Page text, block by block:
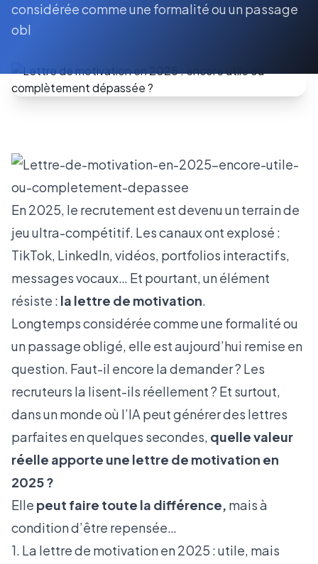
considérée comme une formalité ou un passage
obl
En 2025, le recrutement est devenu un terrain de
jeu ultra-compétitif. Les canaux ont explosé :
TikTok, LinkedIn, vidéos, portfolios interactifs,
messages vocaux… Et pourtant, un élément
résiste : la lettre de motivation.
Longtemps considérée comme une formalité ou
un passage obligé, elle est aujourd’hui remise en
question. Faut-il encore la demander ? Les
recruteurs la lisent-ils réellement ? Et surtout,
dans un monde où l’IA peut générer des lettres
parfaites en quelques secondes, quelle valeur
réelle apporte une lettre de motivation en
2025 ?
Elle peut faire toute la différence, mais à
condition d’être repensée…
1. La lettre de motivation en 2025 : utile, mais